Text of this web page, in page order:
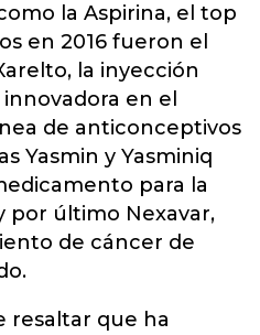
la Aspirina, el top
en 2016 fueron el
la inyección
en el
de anticonceptivos
Yasmin y Yasminiq
para la
por último Nexavar,
de cáncer de
resaltar que ha